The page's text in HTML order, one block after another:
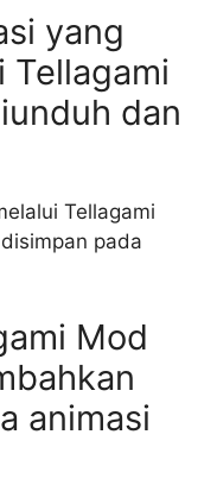
yang
Tellagami
dan
Tellagami
pada
Mod
animasi